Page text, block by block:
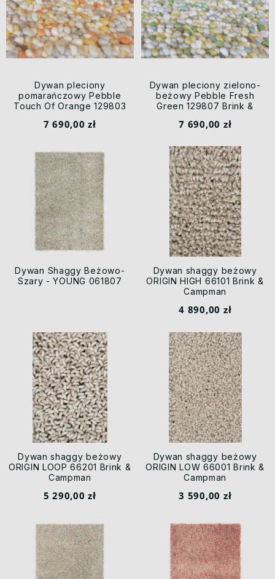
Dywan pleciony
pomarańczowy Pebble
Touch Of Orange 129803
7 690,00 zł
Dywan pleciony zielono-
beżowy Pebble Fresh
Green 129807 Brink &
7 690,00 zł
Dywan Shaggy Beżowo-
Szary - YOUNG 061807
Dywan shaggy beżowy
ORIGIN HIGH 66101 Brink &
Campman
4 890,00 zł
Dywan shaggy beżowy
ORIGIN LOOP 66201 Brink &
Campman
5 290,00 zł
Dywan shaggy beżowy
ORIGIN LOW 66001 Brink &
Campman
3 590,00 zł